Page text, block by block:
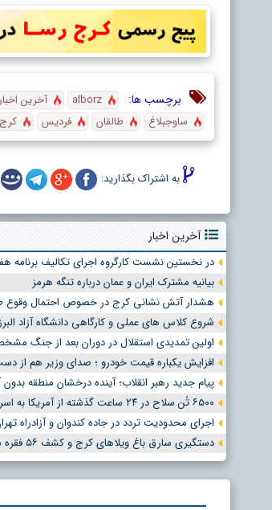
برچسب ها: alborz آخرین
ساوجبلاغ
طالقان فردیس کرج
به اشتراک بگذارید:
آخرین اخبار
در نخستین نشست کارگروه اجرای تکالیف برنامه
بیانیه مشترک ایران و عمان درباره تنگه هرمز
هشدار آتش نشانی کرج در خصوص احتمال وقوع
شروع کلاس های عملی و کارگاهی دانشگاه آزاد
اولین تمدیدی استقلال در دوران بعد از جنگ
افزایش یکباره قیمت خودرو ؛ صدای وزیر هم از
پیام جدید رهبر انقلاب؛ آینده درخشان منطقه بدون
۶۵۰۰ تُن سلاح در ۲۴ ساعت گذشته از آمریکا به اسرائیل ارس
اجرای محدودیت تردد در جاده کندوان و آزادراه
دستگیری سارق باغ ویلاهای کرج و کشف ۵۶ فقره سرقت